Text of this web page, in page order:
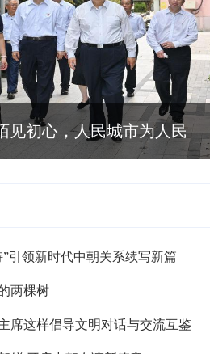
夏”生产 夯实全年丰收根基
引领新时代中朝关系续写新篇
两棵树
这样倡导文明对话与交流互鉴